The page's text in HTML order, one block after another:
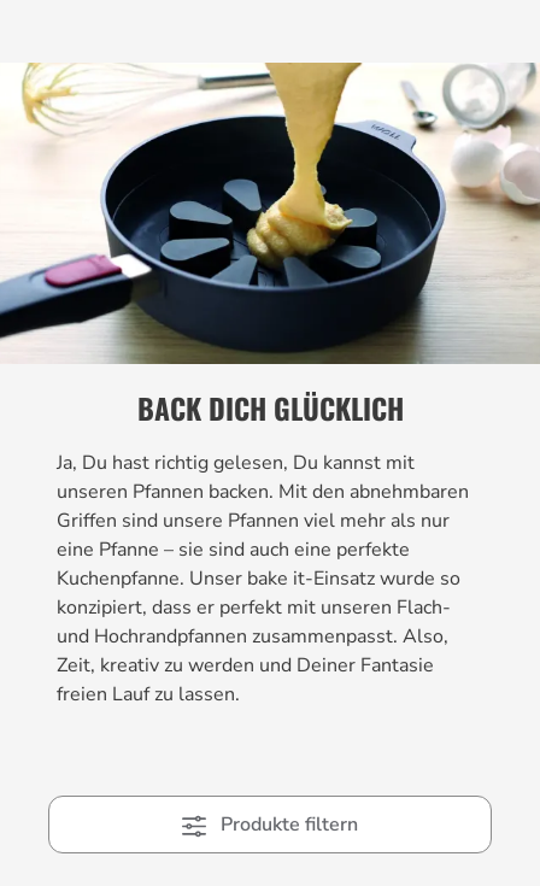
BACK DICH GLÜCKLICH
Ja, Du hast richtig gelesen, Du kannst mit
unseren Pfannen backen. Mit den abnehmbaren
Griffen sind unsere Pfannen viel mehr als nur
eine Pfanne – sie sind auch eine perfekte
Kuchenpfanne. Unser bake it-Einsatz wurde so
konzipiert, dass er perfekt mit unseren Flach-
und Hochrandpfannen zusammenpasst. Also,
Zeit, kreativ zu werden und Deiner Fantasie
freien Lauf zu lassen.
Produkte filtern